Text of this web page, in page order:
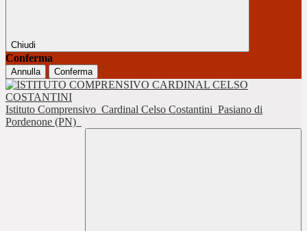
Chiudi
Conferma
Annulla Conferma
Istituto Comprensivo Cardinal Celso Costantini Pasiano di
Pordenone (PN)